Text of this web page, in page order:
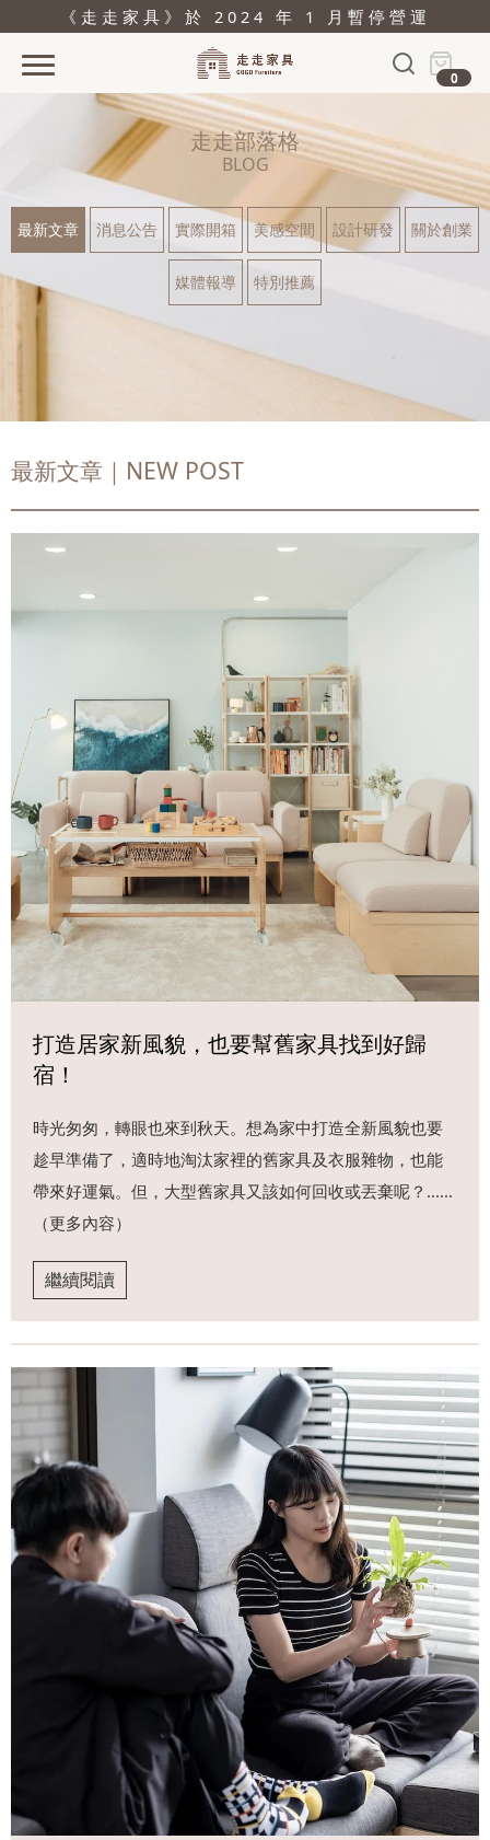
《走走家具》於 2024 年 1 月暫停營運
0
產品
關於
據點
結帳
會員登入
走走部落格
BLOG
最新文章 消息公告 實際開箱 美感空間 設計研發 關於創業
媒體報導 特別推薦
最新文章｜NEW POST
打造居家新風貌，也要幫舊家具找到好歸
宿！
時光匆匆，轉眼也來到秋天。想為家中打造全新風貌也要
趁早準備了，適時地淘汰家裡的舊家具及衣服雜物，也能
帶來好運氣。但，大型舊家具又該如何回收或丟棄呢？......
（更多內容）
繼續閱讀